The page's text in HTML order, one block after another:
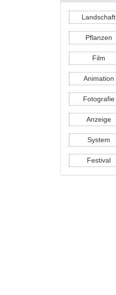
Landschaft
Pflanzen
Film
Animation
Fotografie
Anzeige
System
Festival